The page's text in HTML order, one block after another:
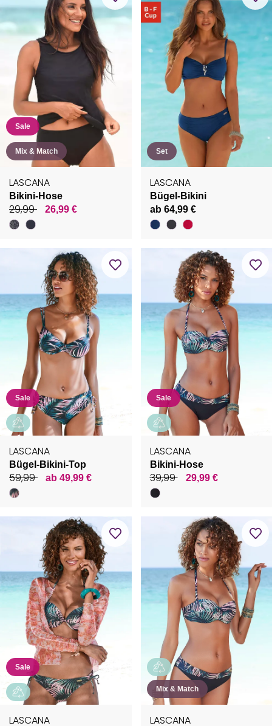
Sale
Mix & Match
LASCANA
Bikini-Hose
29,99 26,99 €
Set
LASCANA
Bügel-Bikini
ab 64,99 €
Sale
LASCANA
Bügel-Bikini-Top
59,99 ab 49,99 €
Sale
LASCANA
Bikini-Hose
39,99 29,99 €
Sale
LASCANA
Mix & Match
LASCANA